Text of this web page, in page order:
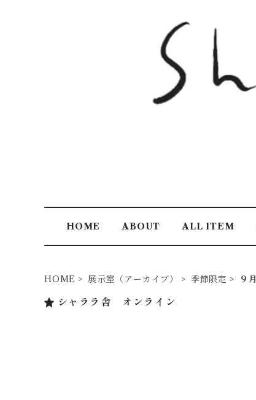
HOME ABOUT ALL ITEM
HOME 展示室（アーカイブ） 季節限定 ９月
シャララ舎 オンライン